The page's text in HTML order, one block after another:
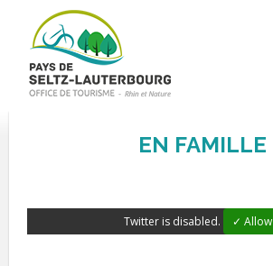
EN FAMILLE
Twitter is disabled. ✓ Allow